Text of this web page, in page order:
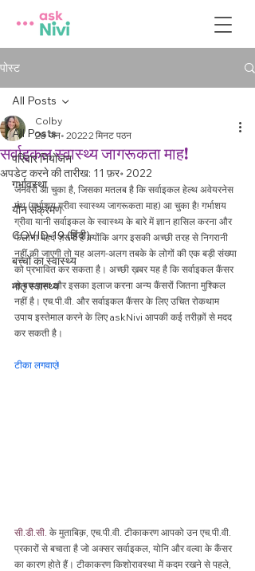
पोस्ट
All Posts
परिवार नियोजन
गर्भावस्था
यौन संक्रमण
COVID-19 (हिंदी)
बच्चों का स्वास्थ्य
मातृ स्वास्थ्य
All Posts
सर्वाइकल स्वास्थ्य जागरूकता माह!
Colby
28 जन॰ 20222 मिनट पठन
अपडेट करने की तारीख: 11 फ़र॰ 2022
जनवरी आ चुका है, जिसका मतलब है कि सर्वाइकल हेल्थ अवेयरनेस
मंथ (गर्भाशय ग्रीवा स्वास्थ्य जागरूकता माह) आ चुका है! गर्भाशय
ग्रीवा यानी सर्वाइकल के स्वास्थ्य के बारे में ज्ञान हासिल करना और
फैलाना बेहद ज़रूरी है क्योंकि अगर इसकी अच्छी तरह से निगरानी
नहीं की जाएगी तो यह अलग-अलग तबके के लोगों की एक बड़ी संख्या
को प्रभावित कर सकता है। अच्छी ख़बर यह है कि सर्वाइकल कैंसर
से बच पाना और इसका इलाज करना अन्य कैंसरों जितना मुश्किल
नहीं है। एच.पी.वी. और सर्वाइकल कैंसर के लिए उचित रोकथाम
उपाय इस्तेमाल करने के लिए askNivi आपकी कई तरीक़ों से मदद
कर सकती है।
टीका लगवाएं!
सी.डी.सी. के मुताबिक़, एच.पी.वी. टीकाकरण आपको उन एच.पी.वी.
प्रकारों से बचाता है जो अक्सर सर्वाइकल, योनि और वल्वा के कैंसर
का कारण होते हैं। टीकाकरण किशोरावस्था में कदम रखने से पहले,